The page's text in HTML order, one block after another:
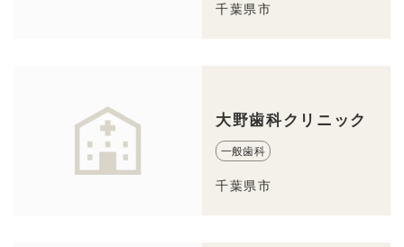
千葉県市
大野歯科クリニック
一般歯科
千葉県市